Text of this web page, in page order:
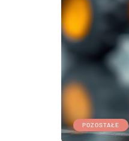
POZOSTAŁE